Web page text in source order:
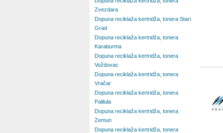
Zvezdara
Dopuna reciklaža kertridža, tonera Stari
Grad
Dopuna reciklaža kertridža, tonera
Karaburma
Dopuna reciklaža kertridža, tonera
Voždovac
Dopuna reciklaža kertridža, tonera
Vračar
Dopuna reciklaža kertridža, tonera
Palilula
Dopuna reciklaža kertridža, tonera
Zemun
Dopuna reciklaža kertridža, tonera